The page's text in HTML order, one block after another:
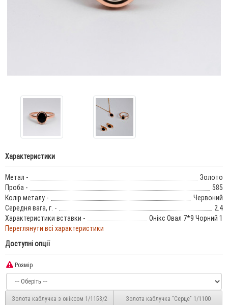
Характеристики
Метал -
Золото
Проба -
585
Колір металу -
Червоний
Середня вага, г. -
2.4
Характеристики вставки -
Онікс Овал 7*9 Чорний 1
Переглянути всі характеристики
Доступні опції
Розмір
Золота каблучка з оніксом 1/1158/2 Золота каблучка "Серце" 1/1100